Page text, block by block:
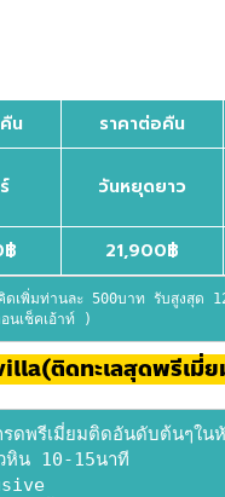
น ราคาต่อคืน
วันหยุดยาว
฿ 21,900฿
เพิ่มท่านละ 500บาท รับสูงสุด
นเช็คเอ้าท์ )
ติดทะเลสุดพรีเมี่
ดพรีเมี่ยมติดอันดับต้นๆใน
หิน 10-15นาที